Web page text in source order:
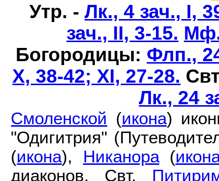
Утр. - Лк., 4 зач., I,
зач., II, 3-15.
Богородицы: Флп.,
X, 38-42; XI, 27-28.
Лк., 24
Смоленской (икона)
"Одигитрия"
(икона), Никанора(
диаконов. Свт.